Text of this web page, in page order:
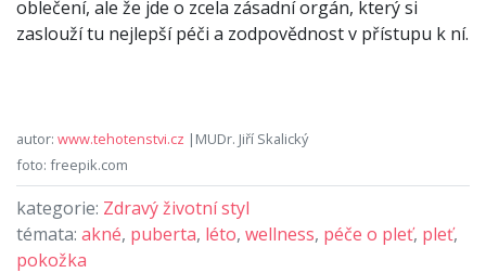
oblečení, ale že jde o zcela zásadní orgán, který si
zaslouží tu nejlepší péči a zodpovědnost v přístupu k ní.
autor: www.tehotenstvi.cz |MUDr. Jiří Skalický
foto: freepik.com
kategorie: Zdravý životní styl
témata: akné, puberta, léto, wellness, péče o pleť, pleť,
pokožka